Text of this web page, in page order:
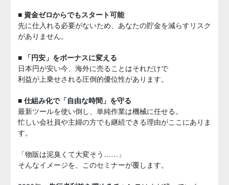
■ 資金ゼロからでもスタート可能
先に仕入れる必要がないため、あなたの貯金を減らすリスク
がありません。
■ 「円安」をボーナスに変える
日本円が安い今、海外に売ることはそれだけで
利益が上乗せされる圧倒的優位性があります。
■ 仕組み化で「自由な時間」を守る
最新ツールを使い倒し、単純作業は機械に任せる。
忙しい会社員や主婦の方でも継続できる理由がここにありま
す。
「物販は泥臭くて大変そう……」
そんなイメージを、このセミナーが覆します。